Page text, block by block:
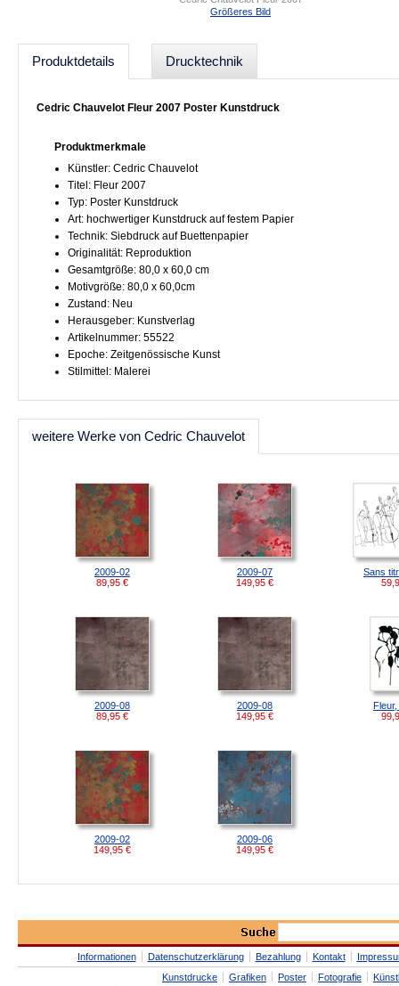
Größeres Bild
Produktdetails Drucktechnik
Cedric Chauvelot Fleur 2007 Poster Kunstdruck
Produktmerkmale
Künstler: Cedric Chauvelot
Titel: Fleur 2007
Typ: Poster Kunstdruck
Art: hochwertiger Kunstdruck auf festem Papier
Technik: Siebdruck auf Buettenpapier
Originalität: Reproduktion
Gesamtgröße: 80,0 x 60,0 cm
Motivgröße: 80,0 x 60,0cm
Zustand: Neu
Herausgeber: Kunstverlag
Artikelnummer: 55522
Epoche: Zeitgenössische Kunst
Stilmittel: Malerei
weitere Werke von Cedric Chauvelot
2009-02
89,95 €
2009-07
149,95 €
Sans
2009-08
89,95 €
2009-08
149,95 €
2009-02
149,95 €
2009-06
149,95 €
Informationen Datenschutzerklärung Bezahlung Kontakt
Kunstdrucke
Grafiken Poster Fotografie